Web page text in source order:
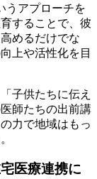
うアプローチを
することで、彼
めるだけでな
上や活性化を目
子供たちに伝え
師たちの出前講
力で地域はもっ
医療連携に